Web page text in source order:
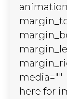
media=""
here for